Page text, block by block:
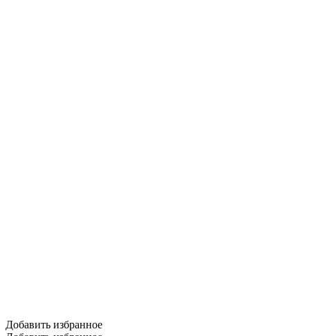
Добавить избранное